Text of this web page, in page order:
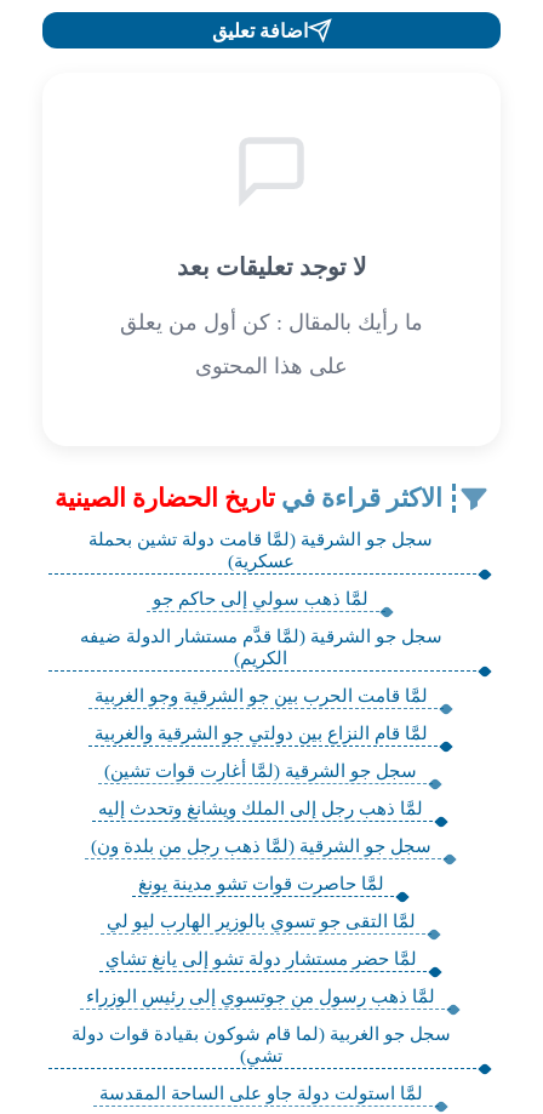
اضافة تعليق
لا توجد تعليقات بعد
ما رأيك بالمقال : كن أول من يعلق
على هذا المحتوى
الاكثر قراءة في تاريخ الحضارة الصينية
سجل جو الشرقية (لمَّا قامت دولة تشين بحملة
عسكرية)
لمَّا ذهب سولي إلى حاكم جو
سجل جو الشرقية (لمَّا قدَّم مستشار الدولة ضيفه
الكريم)
لمَّا قامت الحرب بين جو الشرقية وجو الغربية
لمَّا قام النزاع بين دولتي جو الشرقية والغربية
سجل جو الشرقية (لمَّا أغارت قوات تشين)
لمَّا ذهب رجل إلى الملك ويشانغ وتحدث إليه
سجل جو الشرقية (لمَّا ذهب رجل من بلدة ون)
لمَّا حاصرت قوات تشو مدينة يونغ
لمَّا التقى جو تسوي بالوزير الهارب ليو لي
لمَّا حضر مستشار دولة تشو إلى يانغ تشاي
لمَّا ذهب رسول من جوتسوي إلى رئيس الوزراء
سجل جو الغربية (لما قام شوكون بقيادة قوات دولة
تشي)
لمَّا استولت دولة جاو على الساحة المقدسة